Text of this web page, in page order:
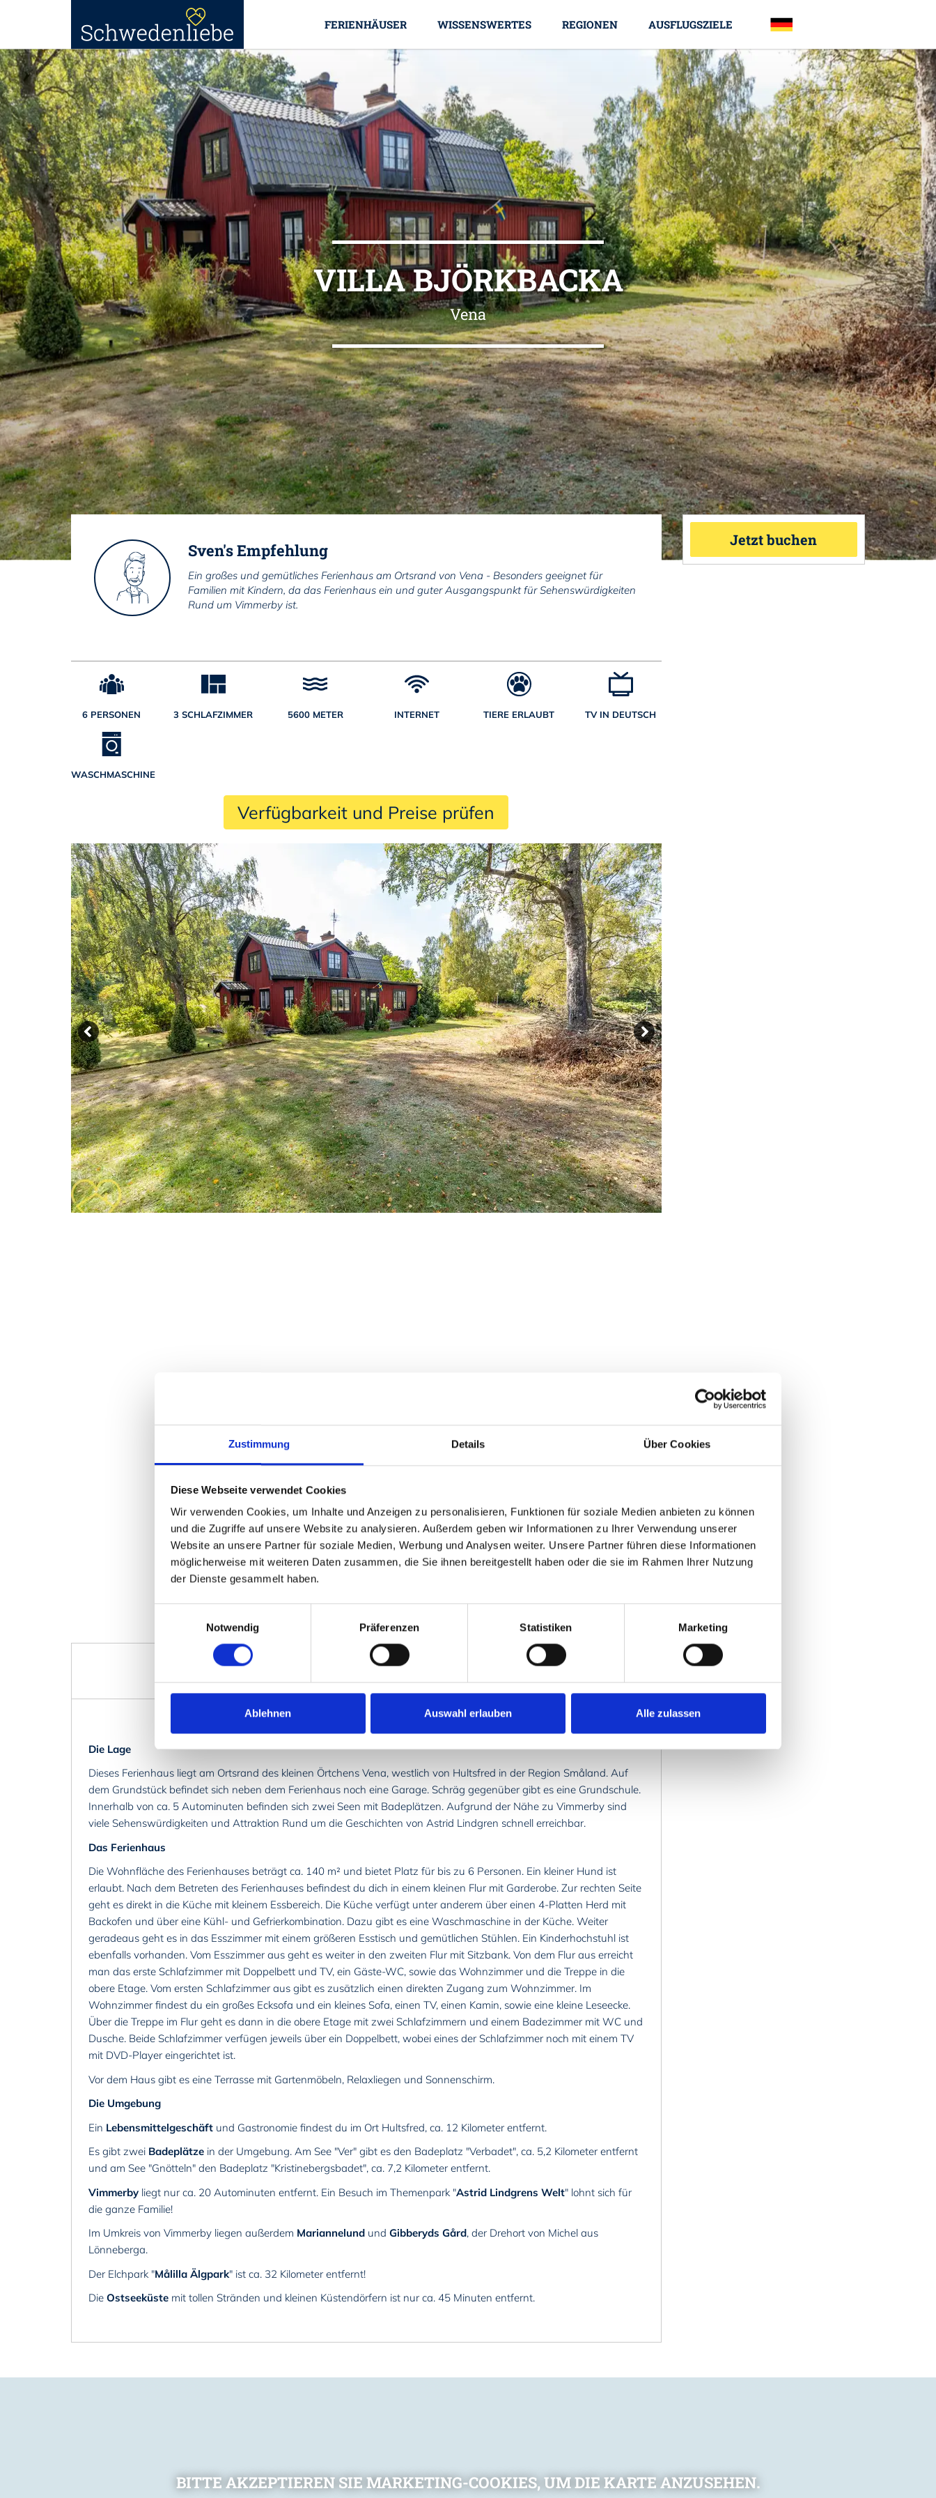
Zustimmung Details Über Cookies
Diese Webseite verwendet Cookies
Wir verwenden Cookies, um Inhalte und Anzeigen zu personalisieren, Funktionen für soziale Medien anbieten zu können
und die Zugriffe auf unsere Website zu analysieren. Außerdem geben wir Informationen zu Ihrer Verwendung unserer
Website an unsere Partner für soziale Medien, Werbung und Analysen weiter. Unsere Partner führen diese Informationen
möglicherweise mit weiteren Daten zusammen, die Sie ihnen bereitgestellt haben oder die sie im Rahmen Ihrer Nutzung
der Dienste gesammelt haben.
Notwendig
Präferenzen Statistiken Marketing
Ablehnen Auswahl erlauben Alle zulassen
FERIENHÄUSER WISSENSWERTES REGIONEN AUSFLUGSZIELE
VILLA BJÖRKBACKA
Vena
Sven's Empfehlung
Ein großes und gemütliches Ferienhaus am Ortsrand von Vena - Besonders geeignet für
Familien mit Kindern, da das Ferienhaus ein und guter Ausgangspunkt für Sehenswürdigkeiten
Rund um Vimmerby ist.
6 PERSONEN 3 SCHLAFZIMMER 5600 METER INTERNET TIERE ERLAUBT TV IN DEUTSCH
WASCHMASCHINE
Verfügbarkeit und Preise prüfen
Beschreibung Ausstattung
Die Lage
Dieses Ferienhaus liegt am Ortsrand des kleinen Örtchens Vena, westlich von Hultsfred in der Region Småland. Auf
dem Grundstück befindet sich neben dem Ferienhaus noch eine Garage. Schräg gegenüber gibt es eine Grundschule.
Innerhalb von ca. 5 Autominuten befinden sich zwei Seen mit Badeplätzen. Aufgrund der Nähe zu Vimmerby sind
viele Sehenswürdigkeiten und Attraktion Rund um die Geschichten von Astrid Lindgren schnell erreichbar.
Das Ferienhaus
Die Wohnfläche des Ferienhauses beträgt ca. 140 m² und bietet Platz für bis zu 6 Personen. Ein kleiner Hund ist
erlaubt. Nach dem Betreten des Ferienhauses befindest du dich in einem kleinen Flur mit Garderobe. Zur rechten Seite
geht es direkt in die Küche mit kleinem Essbereich. Die Küche verfügt unter anderem über einen 4-Platten Herd mit
Backofen und über eine Kühl- und Gefrierkombination. Dazu gibt es eine Waschmaschine in der Küche. Weiter
geradeaus geht es in das Esszimmer mit einem größeren Esstisch und gemütlichen Stühlen. Ein Kinderhochstuhl ist
ebenfalls vorhanden. Vom Esszimmer aus geht es weiter in den zweiten Flur mit Sitzbank. Von dem Flur aus erreicht
man das erste Schlafzimmer mit Doppelbett und TV, ein Gäste-WC, sowie das Wohnzimmer und die Treppe in die
obere Etage. Vom ersten Schlafzimmer aus gibt es zusätzlich einen direkten Zugang zum Wohnzimmer. Im
Wohnzimmer findest du ein großes Ecksofa und ein kleines Sofa, einen TV, einen Kamin, sowie eine kleine Leseecke.
Über die Treppe im Flur geht es dann in die obere Etage mit zwei Schlafzimmern und einem Badezimmer mit WC und
Dusche. Beide Schlafzimmer verfügen jeweils über ein Doppelbett, wobei eines der Schlafzimmer noch mit einem TV
mit DVD-Player eingerichtet ist.
Vor dem Haus gibt es eine Terrasse mit Gartenmöbeln, Relaxliegen und Sonnenschirm.
Die Umgebung
Ein Lebensmittelgeschäft und Gastronomie findest du im Ort Hultsfred, ca. 12 Kilometer entfernt.
Es gibt zwei Badeplätze in der Umgebung. Am See "Ver" gibt es den Badeplatz "Verbadet", ca. 5,2 Kilometer entfernt
und am See "Gnötteln" den Badeplatz "Kristinebergsbadet", ca. 7,2 Kilometer entfernt.
Vimmerby liegt nur ca. 20 Autominuten entfernt. Ein Besuch im Themenpark "Astrid Lindgrens Welt" lohnt sich für
die ganze Familie!
Im Umkreis von Vimmerby liegen außerdem Mariannelund und Gibberyds Gård, der Drehort von Michel aus
Lönneberga.
Der Elchpark "Målilla Älgpark" ist ca. 32 Kilometer entfernt!
Die Ostseeküste mit tollen Stränden und kleinen Küstendörfern ist nur ca. 45 Minuten entfernt.
Jetzt buchen
BITTE AKZEPTIEREN SIE MARKETING-COOKIES, UM DIE KARTE ANZUSEHEN.